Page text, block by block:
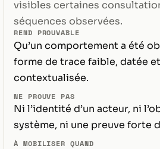
visibles certaines
séquences observées.
REND PROUVABLE
Qu’un comportement a été
forme de trace faible, datée et
contextualisée.
NE PROUVE PAS
Ni l’identité d’un acteur, ni
système, ni une preuve forte
À MOBILISER QUAND